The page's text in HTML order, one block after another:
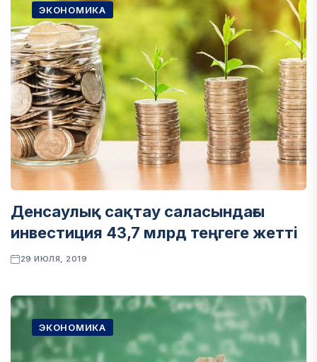
ЭКОНОМИКА
Денсаулық сақтау саласындағы
инвестиция 43,7 млрд теңгеге жетті
29 ИЮЛЯ, 2019
ЭКОНОМИКА